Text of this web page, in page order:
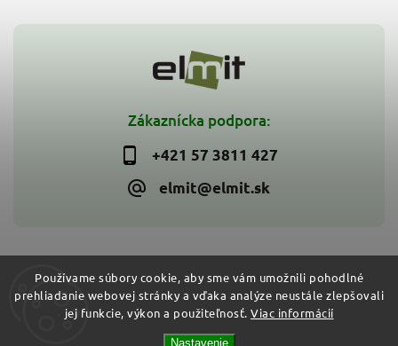
Používame súbory cookie, aby sme vám umožnili pohodlné
prehliadanie webovej stránky a vďaka analýze neustále zlepšovali
jej funkcie, výkon a použiteľnosť. Viac informácií
Nastavenie
Zákaznícka podpora:
+421 57 3811 427
elmit@elmit.sk
Copyright 2026ELMIT - Elektroinštalačný materiál, svietidlá.
Všetky práva vyhradené.
Shoptet| Design